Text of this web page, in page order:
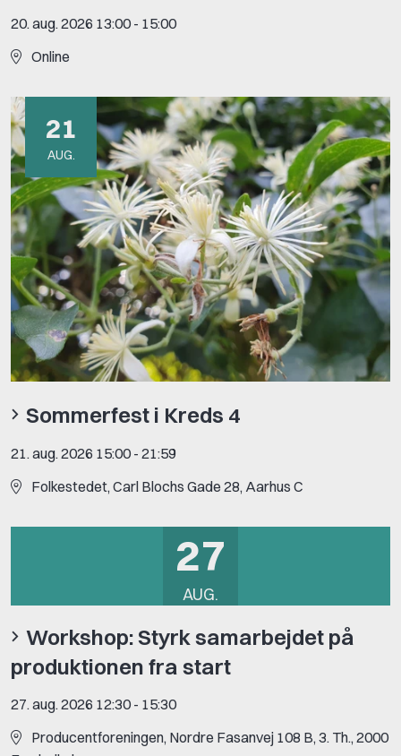
20. aug. 2026 13:00 - 15:00
Online
21
AUG.
Sommerfest i Kreds 4
21. aug. 2026 15:00 - 21:59
Folkestedet, Carl Blochs Gade 28, Aarhus C
27
AUG.
Workshop: Styrk samarbejdet på
produktionen fra start
27. aug. 2026 12:30 - 15:30
Producentforeningen, Nordre Fasanvej 108 B, 3. Th., 2000